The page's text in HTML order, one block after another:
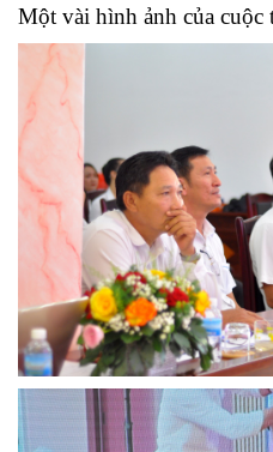
Một vài hình ảnh của cuộc